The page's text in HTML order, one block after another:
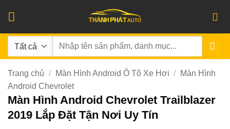
qua
nội
dung
Tìm
Trang chủ / Màn Hình Android Ô Tô Xe Hơi /
Màn Hình
Android Chevrolet
Màn Hình Android Chevrolet Trailblazer
2019 Lắp Đặt Tận Nơi Uy Tín